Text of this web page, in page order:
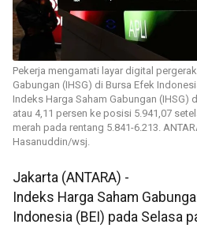
Pekerja mengamati layar digital
Gabungan (IHSG) di Bursa Efek
Indeks Harga Saham Gabungan (IHSG)
atau 4,11 persen ke posisi 5.941,07
merah pada rentang 5.841-6.213.
Hasanuddin/wsj.
Jakarta (ANTARA) -
Indeks Harga Saham
Indonesia (BEI) pada Selasa